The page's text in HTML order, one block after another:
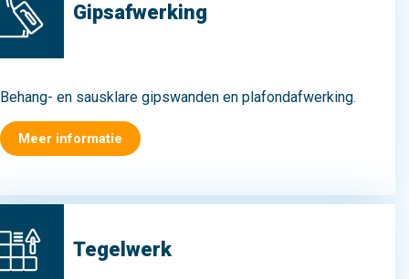
Gipsafwerking
Behang- en sausklare gipswanden en plafondafwerking.
Meer informatie
Tegelwerk